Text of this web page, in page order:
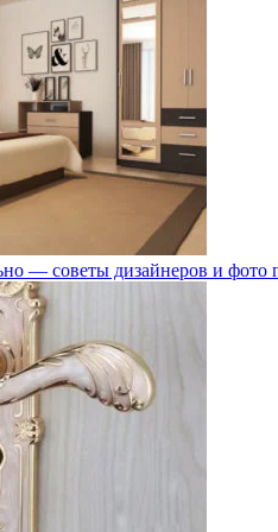
— советы дизайнеров и фото